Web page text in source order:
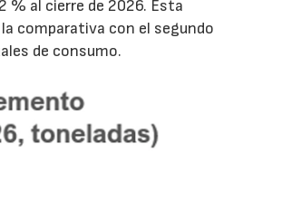
al cierre de 2026. Esta
comparativa con el segundo
de consumo.